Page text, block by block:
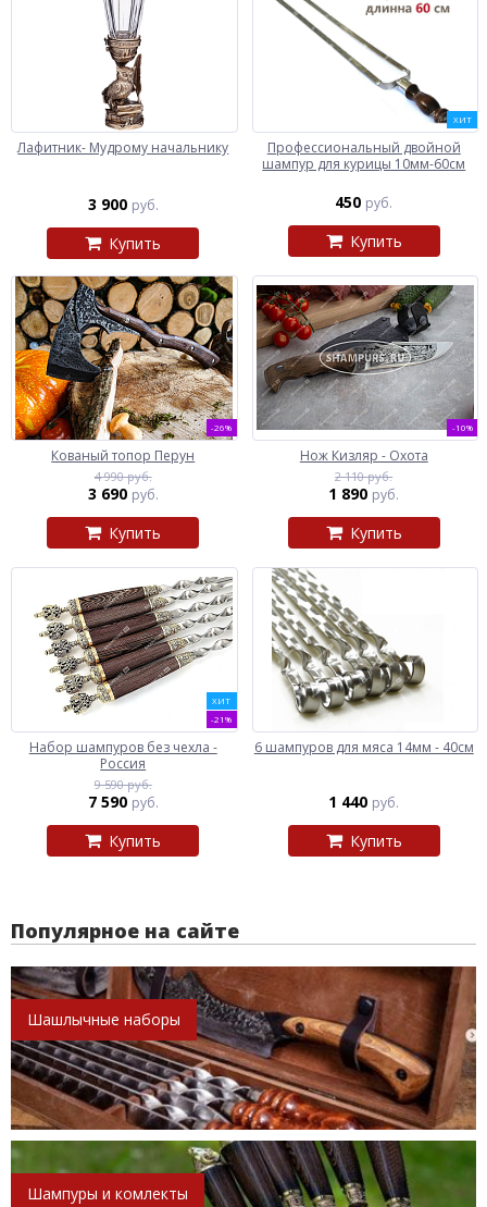
Лафитник- Мудрому начальнику
3 900 руб.
Купить
ХИТ
Профессиональный двойной
шампур для курицы 10мм-60см
450 руб.
Купить
-26%
Кованый топор Перун
4 990 руб.
3 690 руб.
Купить
-10%
Нож Кизляр - Охота
2 110 руб.
1 890 руб.
Купить
ХИТ
-21%
Набор шампуров без чехла -
Россия
9 590 руб.
7 590 руб.
Купить
6 шампуров для мяса 14мм - 40см
1 440 руб.
Купить
Популярное на сайте
Шашлычные наборы
Шампуры и комлекты